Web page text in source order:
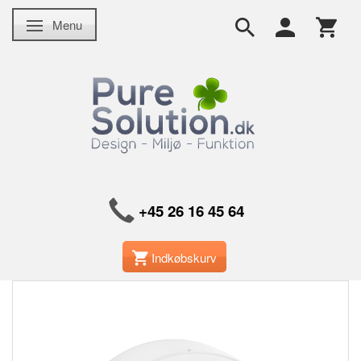
Skifte navigation
Menu
+45 26 16 45 64
Indkøbskurv